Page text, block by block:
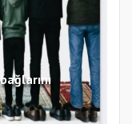
Programı